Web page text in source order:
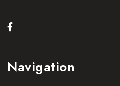
Navigation